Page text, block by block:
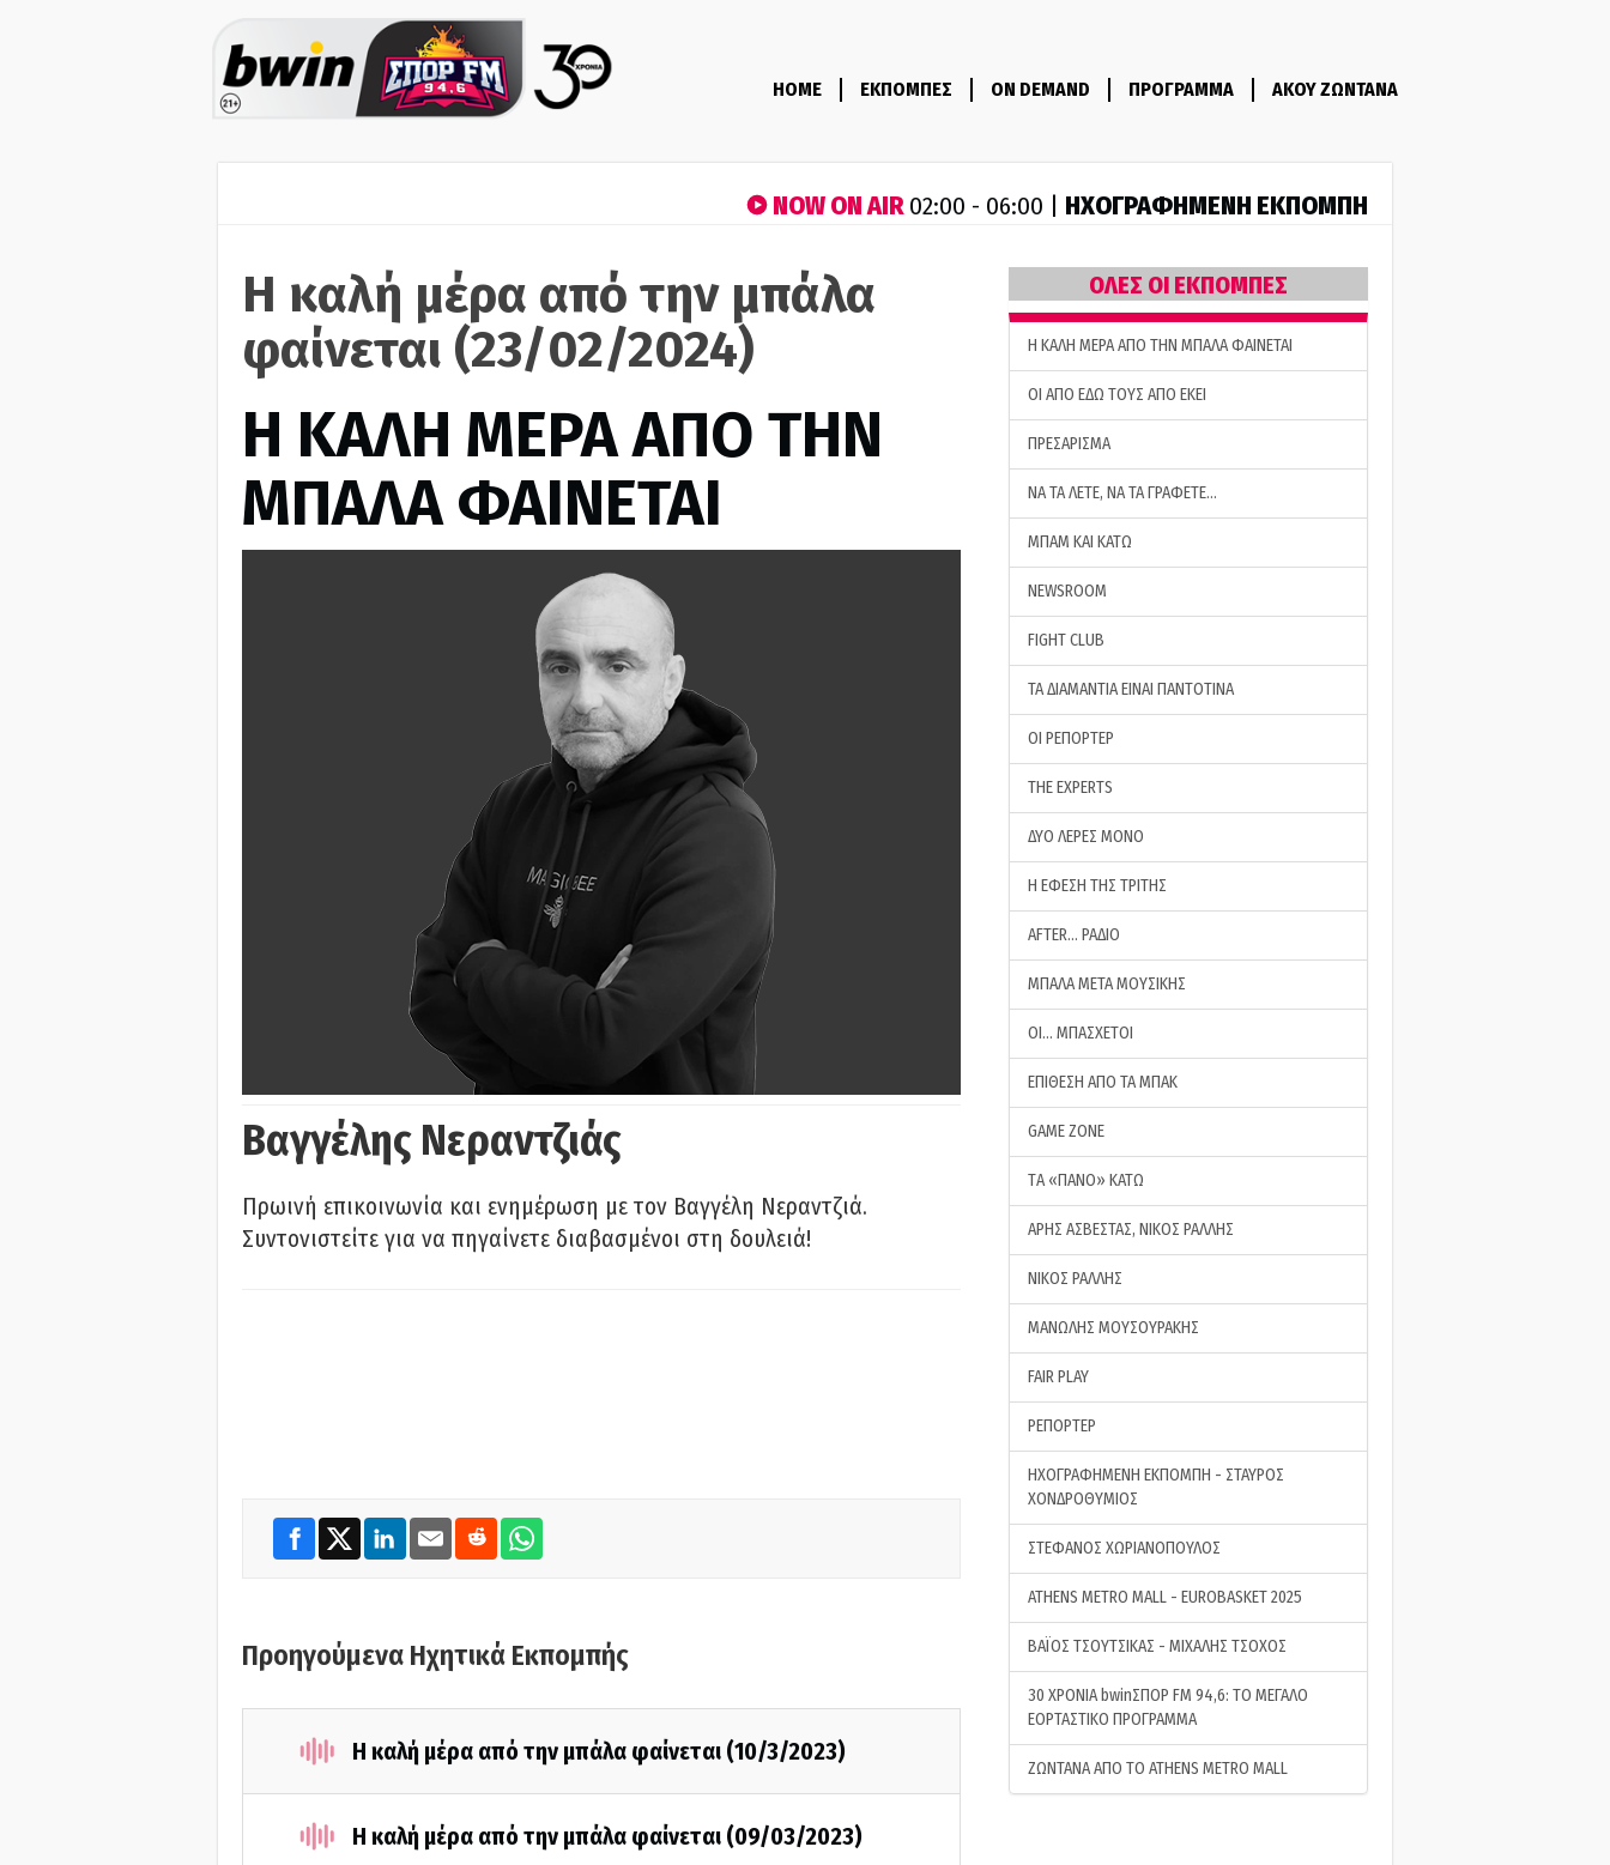
HOME ΕΚΠΟΜΠΕΣ ON DEMAND ΠΡΟΓΡΑΜΜΑ ΑΚΟΥ ΖΩΝΤΑΝΑ
NOW ON AIR02:00 - 06:00 | ΗΧΟΓΡΑΦΗΜΕΝΗ ΕΚΠΟΜΠΗ
Η καλή μέρα από την μπάλα
φαίνεται (23/02/2024)
H ΚΑΛΗ ΜΕΡΑ ΑΠΟ ΤΗΝ
ΜΠΑΛΑ ΦΑΙΝΕΤΑΙ
Βαγγέλης Νεραντζιάς
Πρωινή επικοινωνία και ενημέρωση με τον Βαγγέλη Νεραντζιά.
Συντονιστείτε για να πηγαίνετε διαβασμένοι στη δουλειά!
Προηγούμενα Ηχητικά Εκπομπής
Η καλή μέρα από την μπάλα φαίνεται (10/3/2023)
Η καλή μέρα από την μπάλα φαίνεται (09/03/2023)
ΟΛΕΣ ΟΙ ΕΚΠΟΜΠΕΣ
H ΚΑΛΗ ΜΕΡΑ ΑΠΟ ΤΗΝ ΜΠΑΛΑ ΦΑΙΝΕΤΑΙ
ΟΙ ΑΠΟ ΕΔΩ ΤΟΥΣ ΑΠΟ ΕΚΕΙ
ΠΡΕΣΑΡΙΣΜΑ
ΝΑ ΤΑ ΛΕΤΕ, ΝΑ ΤΑ ΓΡΑΦΕΤΕ…
ΜΠΑΜ ΚΑΙ ΚΑΤΩ
NEWSROOM
FIGHT CLUB
ΤΑ ΔΙΑΜΑΝΤΙΑ ΕΙΝΑΙ ΠΑΝΤΟΤΙΝΑ
ΟΙ ΡΕΠΟΡΤΕΡ
THE EXPERTS
ΔΥΟ ΛΕΡΕΣ ΜΟΝΟ
Η ΕΦΕΣΗ ΤΗΣ ΤΡΙΤΗΣ
AFTER… ΡΑΔΙΟ
ΜΠΑΛΑ ΜΕΤΑ ΜΟΥΣΙΚΗΣ
ΟΙ… ΜΠΑΣΧΕΤΟΙ
ΕΠΙΘΕΣΗ ΑΠΟ ΤΑ ΜΠΑΚ
GAME ZONE
ΤA «ΠΑΝΟ» ΚΑΤΩ
ΑΡΗΣ ΑΣΒΕΣΤΑΣ, ΝΙΚΟΣ ΡΑΛΛΗΣ
ΝΙΚΟΣ ΡΑΛΛΗΣ
ΜΑΝΩΛΗΣ ΜΟΥΣΟΥΡΑΚΗΣ
FAIR PLAY
ΡΕΠΟΡΤΕΡ
ΗΧΟΓΡΑΦΗΜΕΝΗ ΕΚΠΟΜΠΗ - ΣΤΑΥΡΟΣ
ΧΟΝΔΡΟΘΥΜΙΟΣ
ΣΤΕΦΑΝΟΣ ΧΩΡΙΑΝΟΠΟΥΛΟΣ
ATHENS METRO MALL - EUROBASKET 2025
ΒΑΪΟΣ ΤΣΟΥΤΣΙΚΑΣ - ΜΙΧΑΛΗΣ ΤΣΟΧΟΣ
30 ΧΡΟΝΙΑ bwinΣΠΟΡ FM 94,6: ΤΟ ΜΕΓΑΛΟ
ΕΟΡΤΑΣΤΙΚΟ ΠΡΟΓΡΑΜΜΑ
ΖΩΝΤΑΝΑ ΑΠΟ ΤΟ ATHENS METRO MALL